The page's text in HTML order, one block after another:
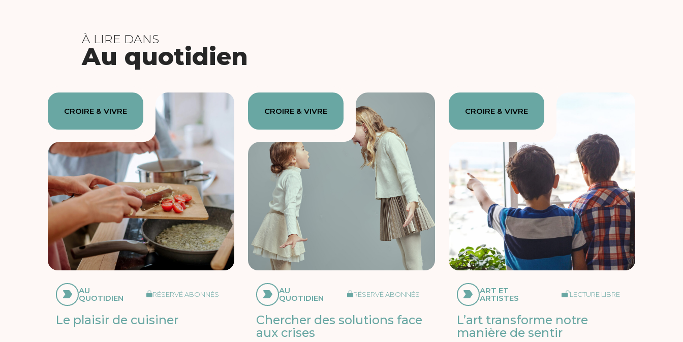
À LIRE DANS
Au quotidien
CROIRE & VIVRE
AU
QUOTIDIEN RÉSERVÉ ABONNÉS
Le plaisir de cuisiner
CROIRE & VIVRE
AU
QUOTIDIEN RÉSERVÉ ABONNÉS
Chercher des solutions face
aux crises
CROIRE & VIVRE
ART ET
ARTISTES LECTURE LIBRE
L’art transforme notre
manière de sentir